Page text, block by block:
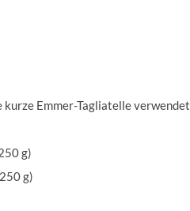
kurze Emmer-Tagliatelle verwendet
g)
g)